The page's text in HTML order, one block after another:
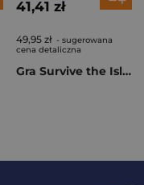
41,41 zł
49,95 zł - sugerowana
cena detaliczna
Gra Survive the Island Potwory